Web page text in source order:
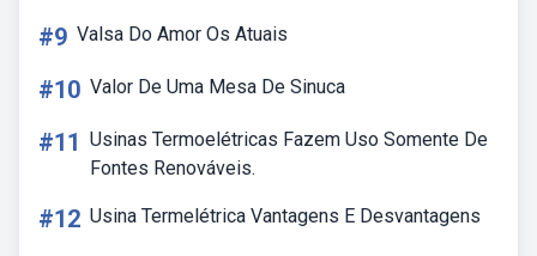
#9 Valsa Do Amor Os Atuais
#10 Valor De Uma Mesa De Sinuca
#11 Usinas Termoelétricas Fazem Uso Somente De
Fontes Renováveis.
#12 Usina Termelétrica Vantagens E Desvantagens